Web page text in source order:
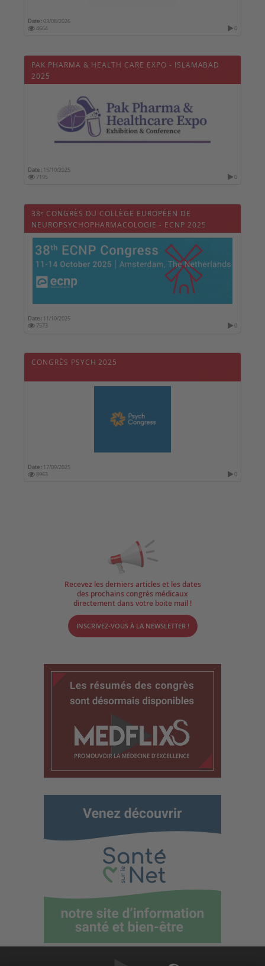
Date :03/08/2026
4664
0
PAK PHARMA & HEALTH CARE EXPO - ISLAMABAD
2025
Date : 15/10/2025
7195
0
38ᵉ CONGRÈS DU COLLÈGE EUROPÉEN DE
NEUROPSYCHOPHARMACOLOGIE - ECNP 2025
Date : 11/10/2025
7573
0
CONGRÈS PSYCH 2025
Date : 17/09/2025
8963
0
Recevez les derniers articles et les dates
des prochains congrès médicaux
directement dans votre boite mail !
INSCRIVEZ-VOUS À LA NEWSLETTER !